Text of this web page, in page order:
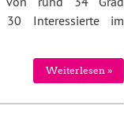
Interessierte im
Weiterlesen »